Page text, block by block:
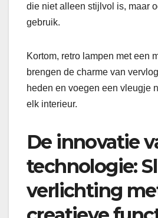
die niet alleen stijlvol is, maar
gebruik.
Kortom, retro lampen met een
brengen de charme van
heden en voegen een vleugje
elk interieur.
De innovatie
technologie:
verlichting